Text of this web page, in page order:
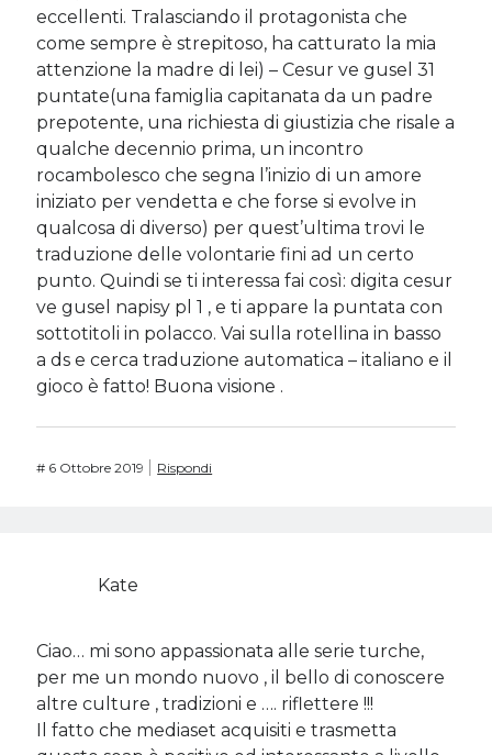
eccellenti. Tralasciando il protagonista che
come sempre è strepitoso, ha catturato la mia
attenzione la madre di lei) – Cesur ve gusel 31
puntate(una famiglia capitanata da un padre
prepotente, una richiesta di giustizia che risale a
qualche decennio prima, un incontro
rocambolesco che segna l’inizio di un amore
iniziato per vendetta e che forse si evolve in
qualcosa di diverso) per quest’ultima trovi le
traduzione delle volontarie fini ad un certo
punto. Quindi se ti interessa fai così: digita cesur
ve gusel napisy pl 1 , e ti appare la puntata con
sottotitoli in polacco. Vai sulla rotellina in basso
a ds e cerca traduzione automatica – italiano e il
gioco è fatto! Buona visione .
# 6 Ottobre 2019 Rispondi
Kate
Ciao… mi sono appassionata alle serie turche,
per me un mondo nuovo , il bello di conoscere
altre culture , tradizioni e …. riflettere !!!
Il fatto che mediaset acquisiti e trasmetta